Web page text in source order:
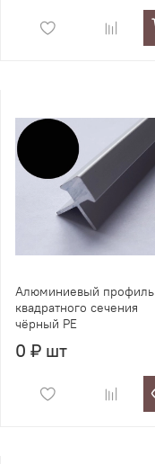
Алюминиевый профиль
квадратного сечения
чёрный PE
0 ₽ шт